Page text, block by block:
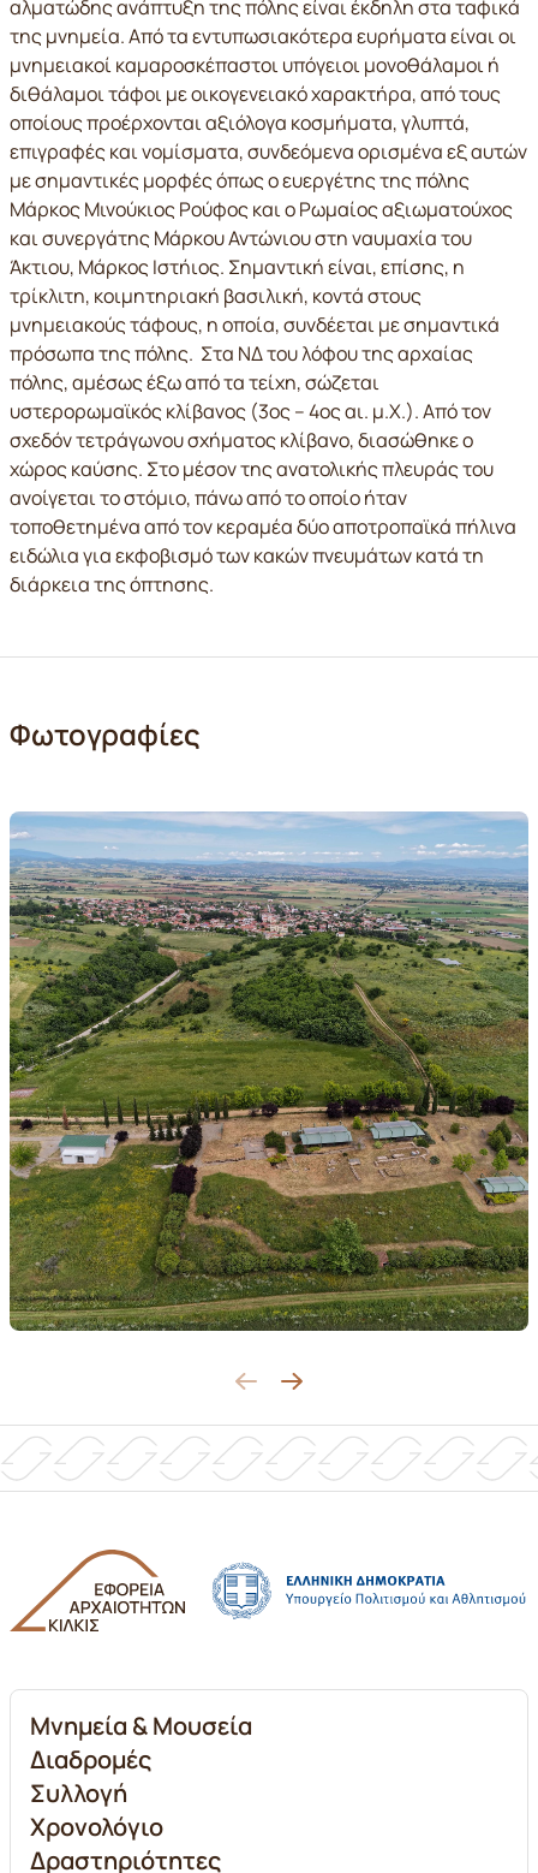
αλματώδης ανάπτυξη της πόλης είναι έκδηλη στα ταφικά
της μνημεία. Από τα εντυπωσιακότερα ευρήματα είναι οι
μνημειακοί καμαροσκέπαστοι υπόγειοι μονοθάλαμοι ή
διθάλαμοι τάφοι με οικογενειακό χαρακτήρα, από τους
οποίους προέρχονται αξιόλογα κοσμήματα, γλυπτά,
επιγραφές και νομίσματα, συνδεόμενα ορισμένα εξ αυτών
με σημαντικές μορφές όπως ο ευεργέτης της πόλης
Μάρκος Μινούκιος Ρούφος και ο Ρωμαίος αξιωματούχος
και συνεργάτης Μάρκου Αντώνιου στη ναυμαχία του
Άκτιου, Μάρκος Ιστήιος. Σημαντική είναι, επίσης, η
τρίκλιτη, κοιμητηριακή βασιλική, κοντά στους
μνημειακούς τάφους, η οποία, συνδέεται με σημαντικά
πρόσωπα της πόλης. Στα ΝΔ του λόφου της αρχαίας
πόλης, αμέσως έξω από τα τείχη, σώζεται
υστερορωμαϊκός κλίβανος (3ος – 4ος αι. μ.Χ.). Από τον
σχεδόν τετράγωνου σχήματος κλίβανο, διασώθηκε ο
χώρος καύσης. Στο μέσον της ανατολικής πλευράς του
ανοίγεται το στόμιο, πάνω από το οποίο ήταν
τοποθετημένα από τον κεραμέα δύο αποτροπαϊκά πήλινα
ειδώλια για εκφοβισμό των κακών πνευμάτων κατά τη
διάρκεια της όπτησης.
Φωτογραφίες
Μνημεία & Μουσεία
Διαδρομές
Συλλογή
Χρονολόγιο
Δραστηριότητες